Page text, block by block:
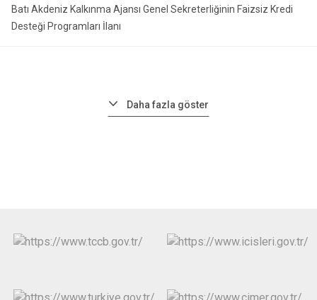
Batı Akdeniz Kalkınma Ajansı Genel Sekreterliğinin Faizsiz Kredi
Desteği Programları İlanı
Daha fazla göster